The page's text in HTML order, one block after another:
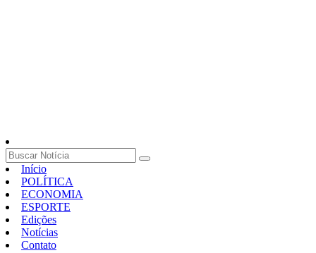
Início
POLÍTICA
ECONOMIA
ESPORTE
Edições
Notícias
Contato